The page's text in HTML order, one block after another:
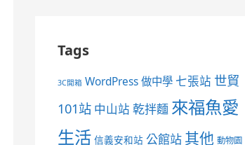
Tags
3C開箱 WordPress 做中學 七張站 世貿
101站 中山站 乾拌麵 來福魚愛
生活 信義安和站 公館站 其他 動物園